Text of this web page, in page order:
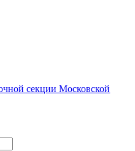
секции Московской